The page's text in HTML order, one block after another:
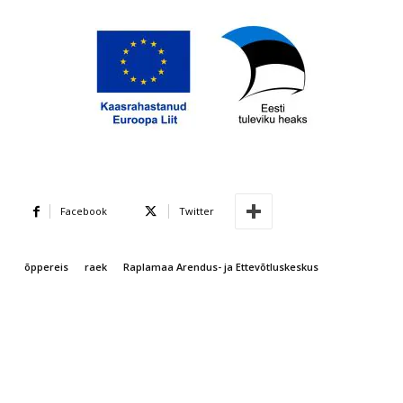
Facebook Twitter
õppereis raek Raplamaa Arendus- ja Ettevõtluskeskus